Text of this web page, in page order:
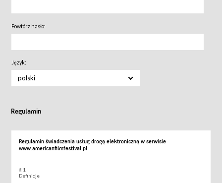
Powtórz hasło:
Język:
polski
Regulamin
Regulamin świadczenia usług drogą elektroniczną w serwisie
www.americanfilmfestival.pl
§ 1
Definicje